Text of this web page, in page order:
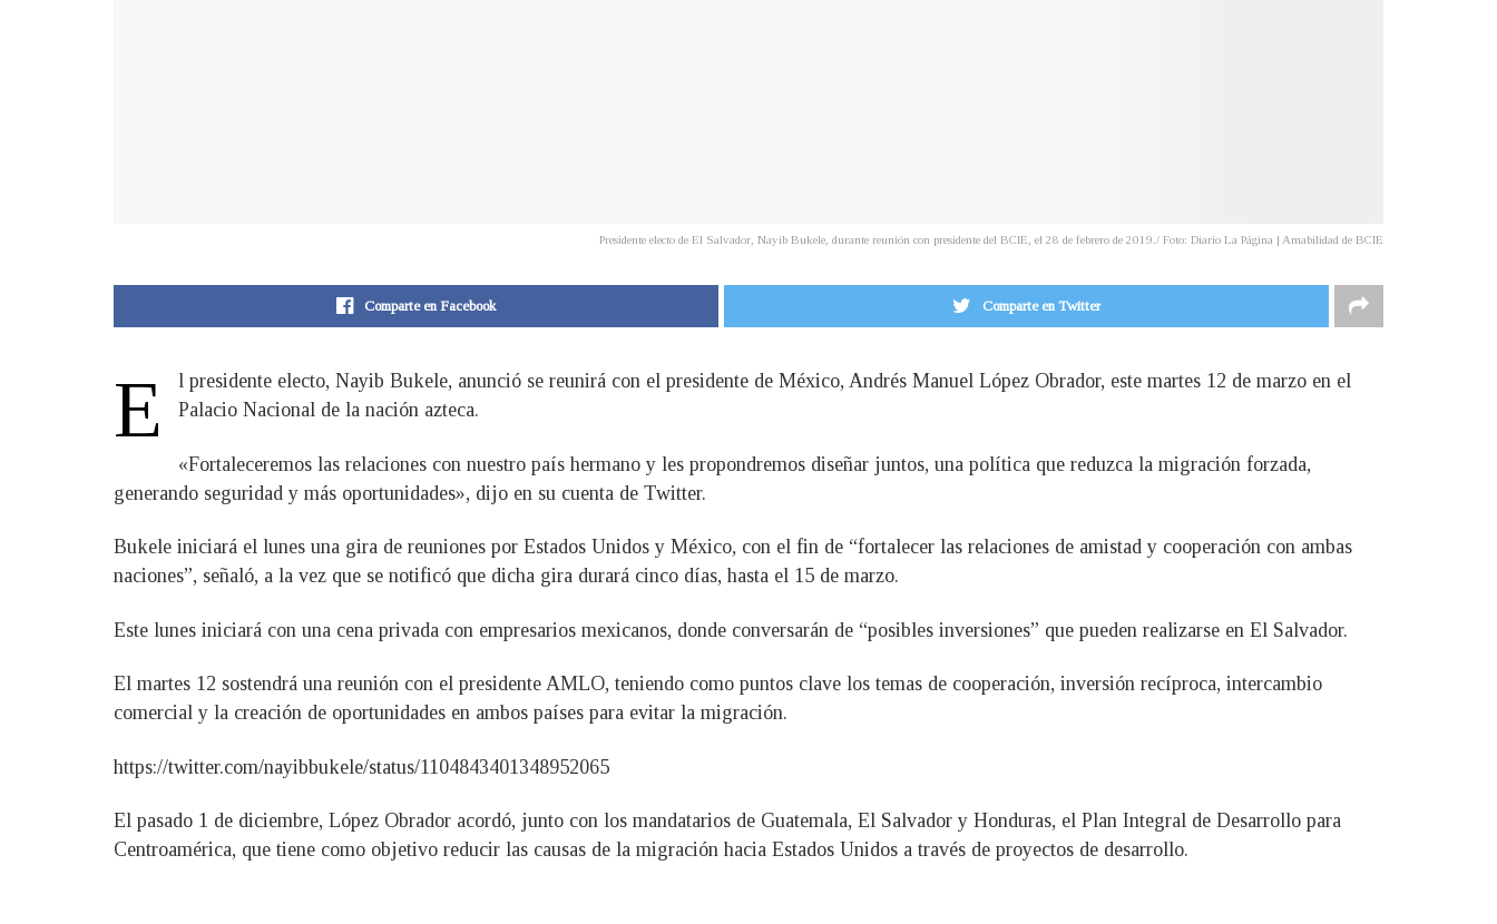
Presidente electo de El Salvador, Nayib Bukele, durante reunión con presidente del BCIE, el 28 de febrero de 2019./ Foto: Diario La Página | Amabilidad de BCIE
Comparte en Facebook Comparte en Twitter
E
l presidente electo, Nayib Bukele, anunció se reunirá con el presidente de México, Andrés Manuel López Obrador, este martes 12 de marzo en el
Palacio Nacional de la nación azteca.
«Fortaleceremos las relaciones con nuestro país hermano y les propondremos diseñar juntos, una política que reduzca la migración forzada,
generando seguridad y más oportunidades», dijo en su cuenta de Twitter.
Bukele iniciará el lunes una gira de reuniones por Estados Unidos y México, con el fin de “fortalecer las relaciones de amistad y cooperación con ambas
naciones”, señaló, a la vez que se notificó que dicha gira durará cinco días, hasta el 15 de marzo.
Este lunes iniciará con una cena privada con empresarios mexicanos, donde conversarán de “posibles inversiones” que pueden realizarse en El Salvador.
El martes 12 sostendrá una reunión con el presidente AMLO, teniendo como puntos clave los temas de cooperación, inversión recíproca, intercambio
comercial y la creación de oportunidades en ambos países para evitar la migración.
https://twitter.com/nayibbukele/status/1104843401348952065
El pasado 1 de diciembre, López Obrador acordó, junto con los mandatarios de Guatemala, El Salvador y Honduras, el Plan Integral de Desarrollo para
Centroamérica, que tiene como objetivo reducir las causas de la migración hacia Estados Unidos a través de proyectos de desarrollo.